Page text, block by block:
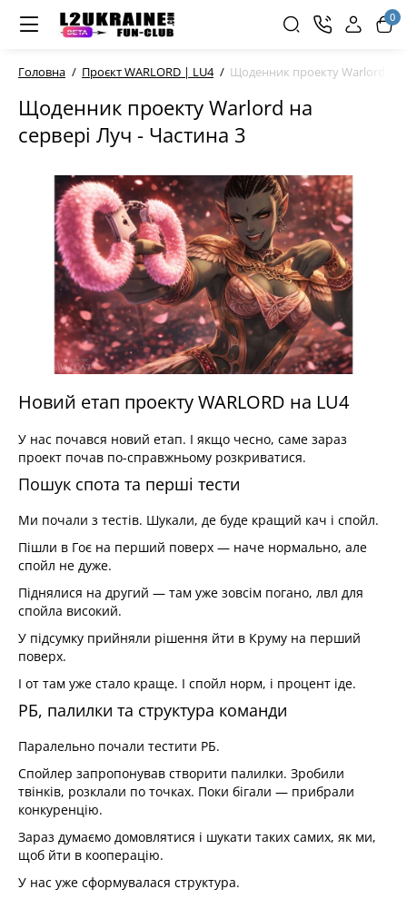
0
Головна Проєкт WARLORD | LU4 Щоденник проекту Warlord на
Щоденник проекту Warlord на
сервері Луч - Частина 3
Новий етап проекту WARLORD на LU4
У нас почався новий етап. І якщо чесно, саме зараз
проект почав по-справжньому розкриватися.
Пошук спота та перші тести
Ми почали з тестів. Шукали, де буде кращий кач і спойл.
Пішли в Гоє на перший поверх — наче нормально, але
спойл не дуже.
Піднялися на другий — там уже зовсім погано, лвл для
спойла високий.
У підсумку прийняли рішення йти в Круму на перший
поверх.
І от там уже стало краще. І спойл норм, і процент іде.
РБ, палилки та структура команди
Паралельно почали тестити РБ.
Спойлер запропонував створити палилки. Зробили
твінків, розклали по точках. Поки бігали — прибрали
конкуренцію.
Зараз думаємо домовлятися і шукати таких самих, як ми,
щоб йти в кооперацію.
У нас уже сформувалася структура.